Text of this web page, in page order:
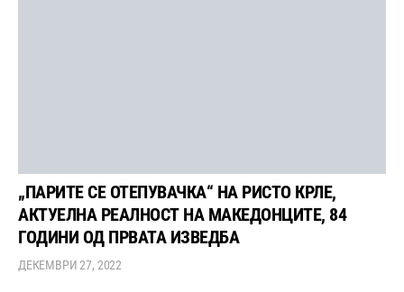
„ПАРИТЕ СЕ ОТЕПУВАЧКА“ НА РИСТО КРЛЕ,
АКТУЕЛНА РЕАЛНОСТ НА МАКЕДОНЦИТЕ, 84
ГОДИНИ ОД ПРВАТА ИЗВЕДБА
ДЕКЕМВРИ 27, 2022